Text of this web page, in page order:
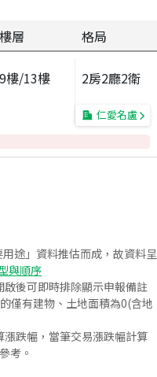
樓層 格局
9樓/13樓 2房2廳2衛
仁愛名盧
途」資料推估而成，故資料呈
與順序
後可即時排除顯示申報備註
僅有建物、土地面積為0(含地
跌幅，當筆交易漲跌幅計算
考。